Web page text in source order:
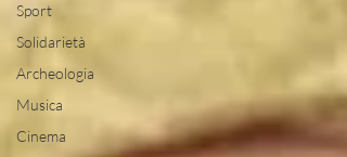
Sport
Solidarietà
Archeologia
Musica
Cinema